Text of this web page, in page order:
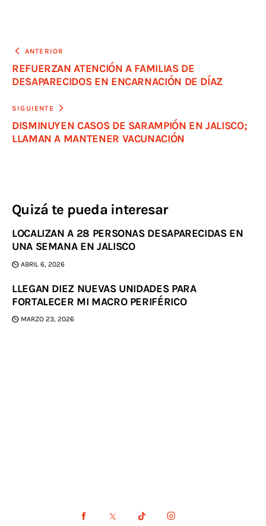
ANTERIOR
REFUERZAN ATENCIÓN A FAMILIAS DE
DESAPARECIDOS EN ENCARNACIÓN DE DÍAZ
SIGUIENTE
DISMINUYEN CASOS DE SARAMPIÓN EN JALISCO;
LLAMAN A MANTENER VACUNACIÓN
Quizá te pueda interesar
LOCALIZAN A 28 PERSONAS DESAPARECIDAS EN
UNA SEMANA EN JALISCO
ABRIL 6, 2026
LLEGAN DIEZ NUEVAS UNIDADES PARA
FORTALECER MI MACRO PERIFÉRICO
MARZO 23, 2026